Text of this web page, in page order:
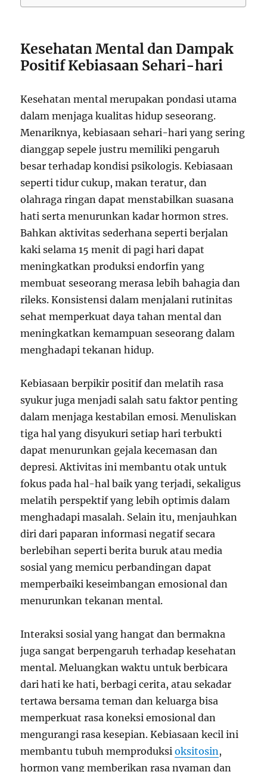
Kesehatan Mental dan Dampak
Positif Kebiasaan Sehari-hari
Kesehatan mental merupakan pondasi utama
dalam menjaga kualitas hidup seseorang.
Menariknya, kebiasaan sehari-hari yang sering
dianggap sepele justru memiliki pengaruh
besar terhadap kondisi psikologis. Kebiasaan
seperti tidur cukup, makan teratur, dan
olahraga ringan dapat menstabilkan suasana
hati serta menurunkan kadar hormon stres.
Bahkan aktivitas sederhana seperti berjalan
kaki selama 15 menit di pagi hari dapat
meningkatkan produksi endorfin yang
membuat seseorang merasa lebih bahagia dan
rileks. Konsistensi dalam menjalani rutinitas
sehat memperkuat daya tahan mental dan
meningkatkan kemampuan seseorang dalam
menghadapi tekanan hidup.
Kebiasaan berpikir positif dan melatih rasa
syukur juga menjadi salah satu faktor penting
dalam menjaga kestabilan emosi. Menuliskan
tiga hal yang disyukuri setiap hari terbukti
dapat menurunkan gejala kecemasan dan
depresi. Aktivitas ini membantu otak untuk
fokus pada hal-hal baik yang terjadi, sekaligus
melatih perspektif yang lebih optimis dalam
menghadapi masalah. Selain itu, menjauhkan
diri dari paparan informasi negatif secara
berlebihan seperti berita buruk atau media
sosial yang memicu perbandingan dapat
memperbaiki keseimbangan emosional dan
menurunkan tekanan mental.
Interaksi sosial yang hangat dan bermakna
juga sangat berpengaruh terhadap kesehatan
mental. Meluangkan waktu untuk berbicara
dari hati ke hati, berbagi cerita, atau sekadar
tertawa bersama teman dan keluarga bisa
memperkuat rasa koneksi emosional dan
mengurangi rasa kesepian. Kebiasaan kecil ini
membantu tubuh memproduksioksitosin ,
hormon yang memberikan rasa nyaman dan